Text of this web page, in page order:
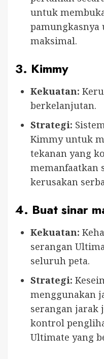
untuk
pamungkasnya
maksimal.
3. Kimmy
Kekuatan:
berkelanjutan.
Strategi:
Kimmy untuk
tekanan yang
memanfaatkan
kerusakan
4. Buat sinar
Kekuatan:
serangan
seluruh peta.
Strategi:
menggunakan
serangan jarak
kontrol
Ultimate yang